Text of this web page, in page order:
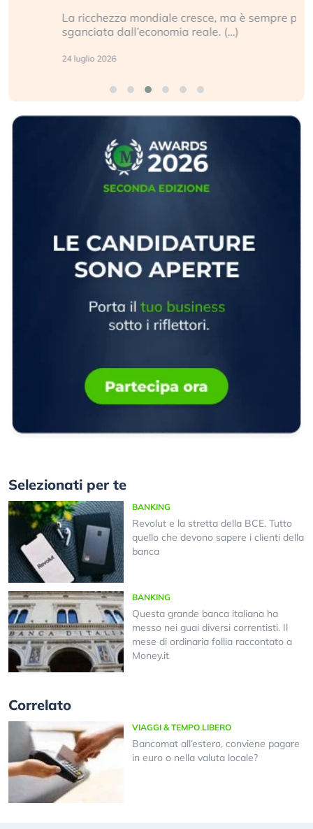
La ricchezza mondiale cresce, ma è sempre più
sganciata dall’economia reale. (…)
24 luglio 2026
Selezionati per te
BANKING
Revolut e la stretta della BCE. Tutto
quello che devono sapere i clienti della
banca
BANKING
Questa grande banca italiana ha
messo nei guai diversi correntisti. Il
mese di ordinaria follia raccontato a
Money.it
Correlato
VIAGGI & TEMPO LIBERO
Bancomat all’estero, conviene pagare
in euro o nella valuta locale?